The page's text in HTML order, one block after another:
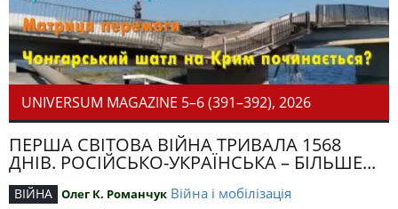
UNIVERSUM MAGAZINE 5–6 (391–392), 2026
ПЕРША СВІТОВА ВІЙНА ТРИВАЛА 1568
ДНІВ. РОСІЙСЬКО-УКРАЇНСЬКА – БІЛЬШЕ...
ВІЙНА Олег К. Романчук Війна і мобілізація